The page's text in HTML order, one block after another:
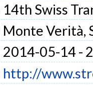
14th Swiss
Monte Verità,
2014-05-14 -
http://